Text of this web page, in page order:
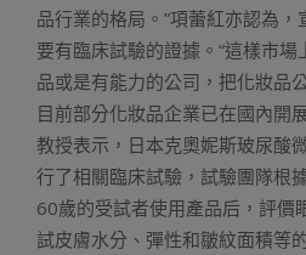
品行業的格局。”項蕾紅亦認為
要有臨床試驗的證據。“這樣市
品或是有能力的公司，把化妝品
目前部分化妝品企業已在國內開
教授表示，日本克奧妮斯玻尿酸
行了相關臨床試驗，試驗團隊根
60歲的受試者使用產品后，評價
試皮膚水分、彈性和皺紋面積等